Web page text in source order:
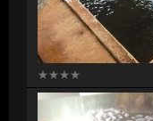
★★★★